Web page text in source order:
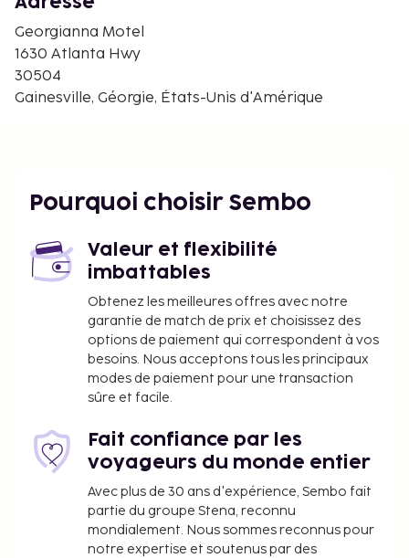
Centre des arts visuels de Quinlan - 5,2 km
Oaks Miniature Golf - 5,3 km
University of North Georgia - Gainesville Campus -
5,6 km
Théâtre Gainesville Theatre Alliance - 5,6 km
Un parking gratuit est disponible dans l'enceinte de
sentiers de randonnée à proximité.
Georgianna Motel
1630 Atlanta Hwy
30504
Gainesville, Géorgie, États-Unis d'Amérique
Pourquoi choisir Sembo
Valeur et flexibilité
imbattables
Obtenez les meilleures offres avec notre
garantie de match de prix et choisissez des
options de paiement qui correspondent à vos
besoins. Nous acceptons tous les principaux
modes de paiement pour une transaction
sûre et facile.
Fait confiance par les
voyageurs du monde entier
Avec plus de 30 ans d'expérience, Sembo fait
partie du groupe Stena, reconnu
mondialement. Nous sommes reconnus pour
notre expertise et soutenus par des